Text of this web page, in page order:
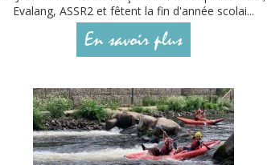
Evalang, ASSR2 et fêtent la fin d'année scolai...
En savoir plus